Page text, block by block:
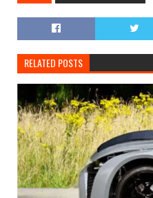
RELATED POSTS